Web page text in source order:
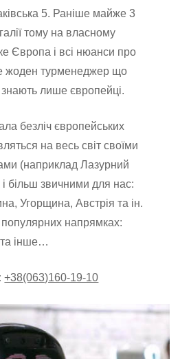
5. Раніше майже 3
тому на власному
Європа і всі нюанси про
жоден турменеджер що
лише європейці.
безліч європейських
на весь світ своїми
(наприклад Лазурний
і більш звичними для нас:
Угорщина, Австрія та ін.
напрямках:
та інше…
+38(063)160-19-10